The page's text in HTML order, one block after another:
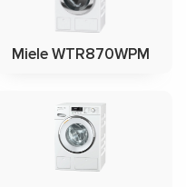
Miele WTR870WPM